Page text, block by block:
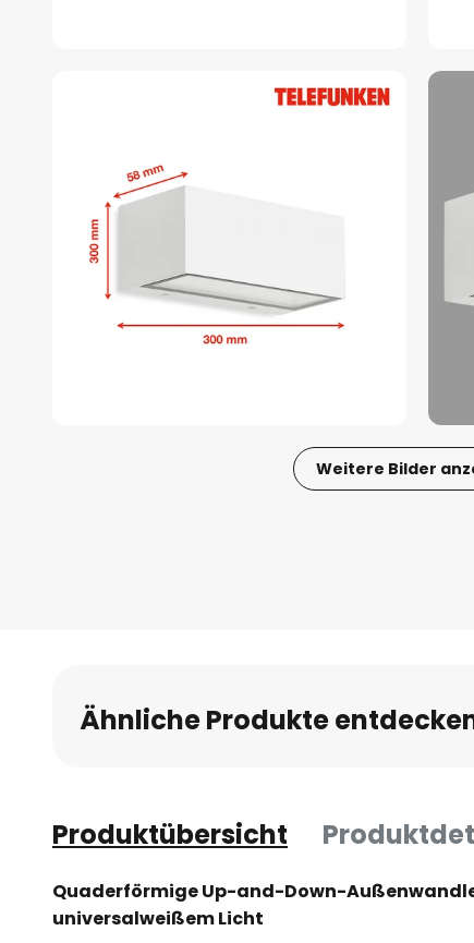
Weitere Bilder
Ähnliche Produkte
Produktübersicht
Quaderförmige Up-and-Down-
universalweißem Licht